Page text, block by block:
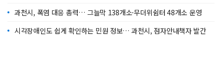
과천시, 폭염 대응 총력… 그늘막 138개소·무더위쉼터 48개소 운영
시각장애인도 쉽게 확인하는 민원 정보… 과천시, 점자안내책자 발간